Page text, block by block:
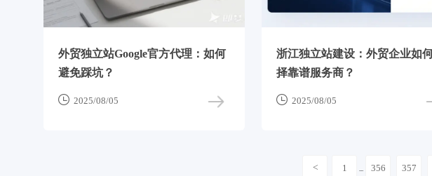
外贸独立站Google官方代理：如何
避免踩坑？
 2025/08/05
浙江独立站建设：外贸企业如
择靠谱服务商？
 2025/08/05
< 1 ... 356 357